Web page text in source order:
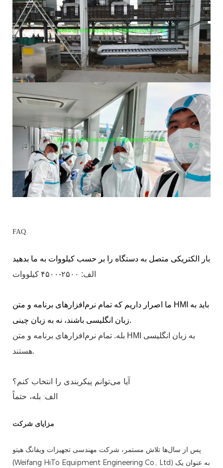
FAQ
بار الکتریکی متصل به دستگاه را بر حسب کیلووات به ما بدهید
الف: ۲۵۰۰-۴۵۰۰ کیلووات
ما اصرار داریم که تمام نرم‌افزارهای برنامه و متن HMI باید به
زبان انگلیسی باشند، نه به زبان چینی.
بله. تمام نرم‌افزارهای برنامه و متن HMI به زبان انگلیسی
هستند.
آیا می‌توانم پیکربندی را انتخاب کنم؟
الف: بله، حتماً
مزایای شرکت
پس از سال‌ها تلاش مستمر، شرکت مهندسی تجهیزات ویفانگ هیتو
(Weifang HiTo Equipment Engineering Co., Ltd) به عنوان یک